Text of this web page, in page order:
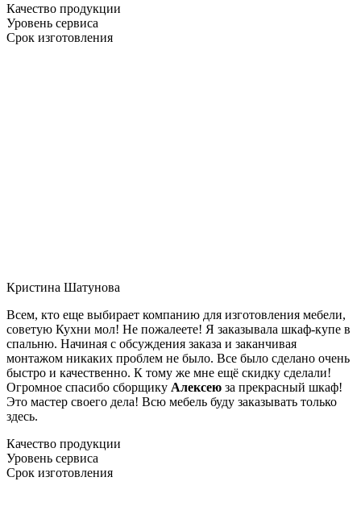
Качество продукции
Уровень сервиса
Срок изготовления
Кристина Шатунова
Всем, кто еще выбирает компанию для изготовления мебели,
советую Кухни мол! Не пожалеете! Я заказывала шкаф-купе в
спальню. Начиная с обсуждения заказа и заканчивая
монтажом никаких проблем не было. Все было сделано очень
быстро и качественно. К тому же мне ещё скидку сделали!
Огромное спасибо сборщику Алексею за прекрасный шкаф!
Это мастер своего дела! Всю мебель буду заказывать только
здесь.
Качество продукции
Уровень сервиса
Срок изготовления